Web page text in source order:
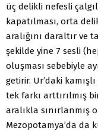
üç delikli nefesli
kapatılması, orta
aralığını daraltır ve
şekilde yine 7 sesli
oluşması sebebiyle
getirir. Ur’daki
tek farkı arttırılmış
aralıkla sınırlanmış
Mezopotamya’da da